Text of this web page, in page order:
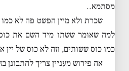
מסתמא..
שכרת ולא מיין הפשט פה לא
למה שאומר ששתו מיד השם את
כמו כוס ששותים, וזה לא כוס של
אה פירוש מעניין צריך להתבונן